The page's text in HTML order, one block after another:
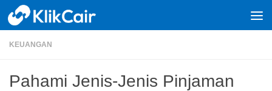
Skip to content
KEUANGAN
Pahami Jenis-Jenis Pinjaman